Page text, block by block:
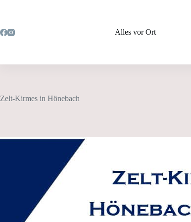
Alles vor Ort
Zelt-Kirmes in Hönebach